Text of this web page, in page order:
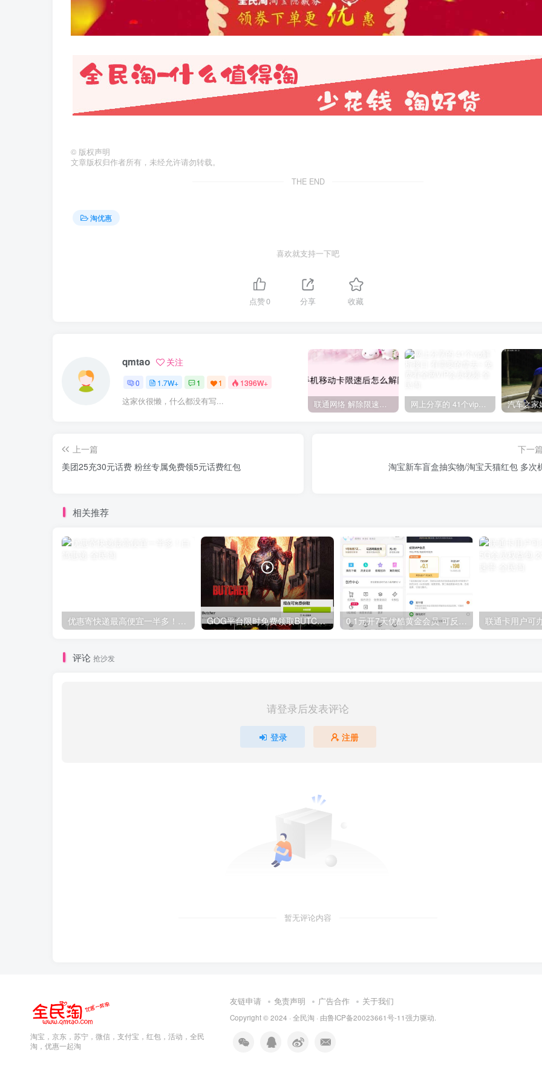
© 版权声明
文章版权归作者所有，未经允许请勿转载。
THE END
淘优惠
喜欢就支持一下吧
点赞0 分享 收藏
qmtao 关注
0 1.7W+ 1 1 1396W+
这家伙很懒，什么都没有写... 联通网络 解除限速方法参考！畅享、畅玩、老白干等及其它地区自测了 网上分享的 41个vip解析接口 有需要的拿去~ 免费看全网VIP会员视频
上一篇
美团25充30元话费 粉丝专属免费领5元话费红包
下一篇
淘宝新车盲盒抽实物/淘宝天猫红包 多次
相关推荐
优惠寄快递最高便宜一半多！白鸽惠递 GOG平台限时免费领取BUTCHER（屠夫） 0.1元开7天优酷黄金会员 可反复开通需要关闭自动续费
评论 抢沙发
请登录后发表评论
登录 注册
暂无评论内容
淘宝，京东，苏宁，微信，支付宝，红包，活动，全民
淘，优惠一起淘
友链申请 免责声明 广告合作 关于我们
Copyright © 2024 · 全民淘 · 由鲁ICP备20023661号-11强力驱动.